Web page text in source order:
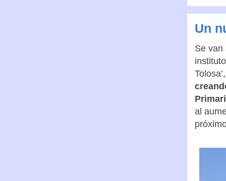
Un
Se van
al